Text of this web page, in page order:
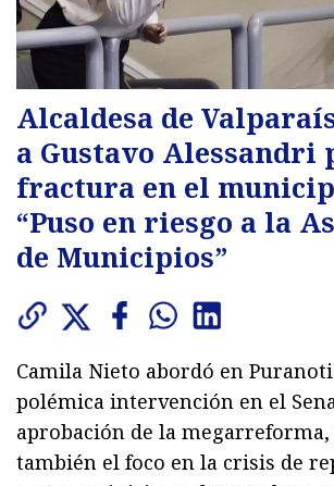
Alcaldesa de
a Gustavo Alessandri
fractura en el
“Puso en riesgo a la
de Municipios”
Camila Nieto abordó en
polémica intervención en el
aprobación de la
también el foco en la crisis de